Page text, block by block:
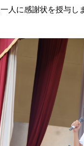
人に感謝状を授与し